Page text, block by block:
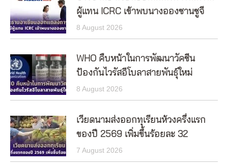
ผู้แทน ICRC เข้าพบนางอองซานซูจี
8 August 2026
WHO คืบหน้าในการพัฒนาวัคซีน
ป้องกันไวรัสอีโบลาสายพันธุ์ใหม่
8 August 2026
เวียดนามส่งออกทุเรียนห้วงครึ่งแรก
ของปี 2569 เพิ่มขึ้นร้อยละ 32
7 August 2026